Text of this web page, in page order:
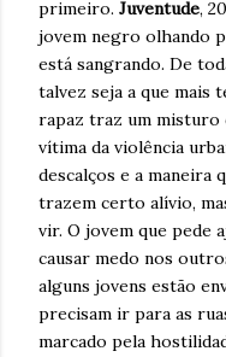
primeiro. Juventude,
jovem negro olhando
está sangrando. De
talvez seja a que mais
rapaz traz um misturo
vítima da violência
descalços e a maneira
trazem certo alívio,
vir. O jovem que pede
causar medo nos
alguns jovens estão
precisam ir para as
marcado pela